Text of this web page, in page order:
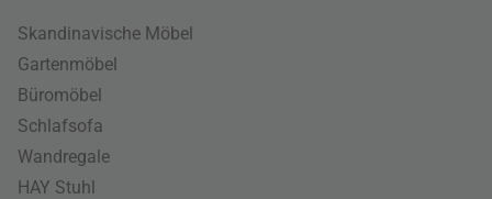
Skandinavische Möbel
Gartenmöbel
Büromöbel
Schlafsofa
Wandregale
HAY Stuhl